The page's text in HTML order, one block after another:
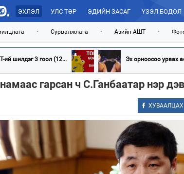
ЭХЛЭЛ УЛС ТӨР ЭДИЙН ЗАСАГ ҮЗЭЛ БОДОЛ
• Сурвалжлага • Азийн АШТ •
ий шилдэг 3 гоол (12... Эх орноосоо урвах
гарсан ч С.Ганбаатар нэр
ХУВААЛЦАХ